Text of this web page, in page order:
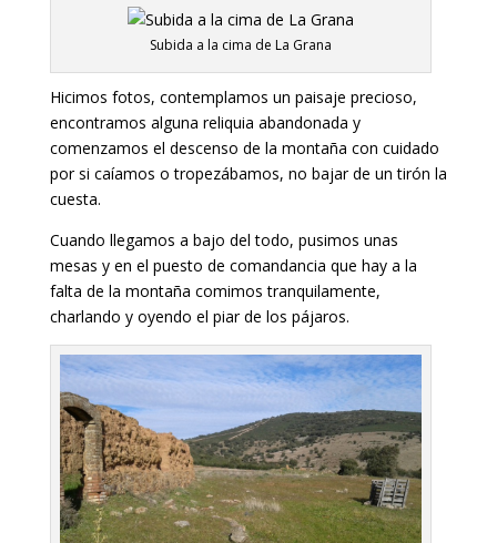
Subida a la cima de La Grana
Hicimos fotos, contemplamos un paisaje precioso,
encontramos alguna reliquia abandonada y
comenzamos el descenso de la montaña con cuidado
por si caíamos o tropezábamos, no bajar de un tirón la
cuesta.
Cuando llegamos a bajo del todo, pusimos unas
mesas y en el puesto de comandancia que hay a la
falta de la montaña comimos tranquilamente,
charlando y oyendo el piar de los pájaros.